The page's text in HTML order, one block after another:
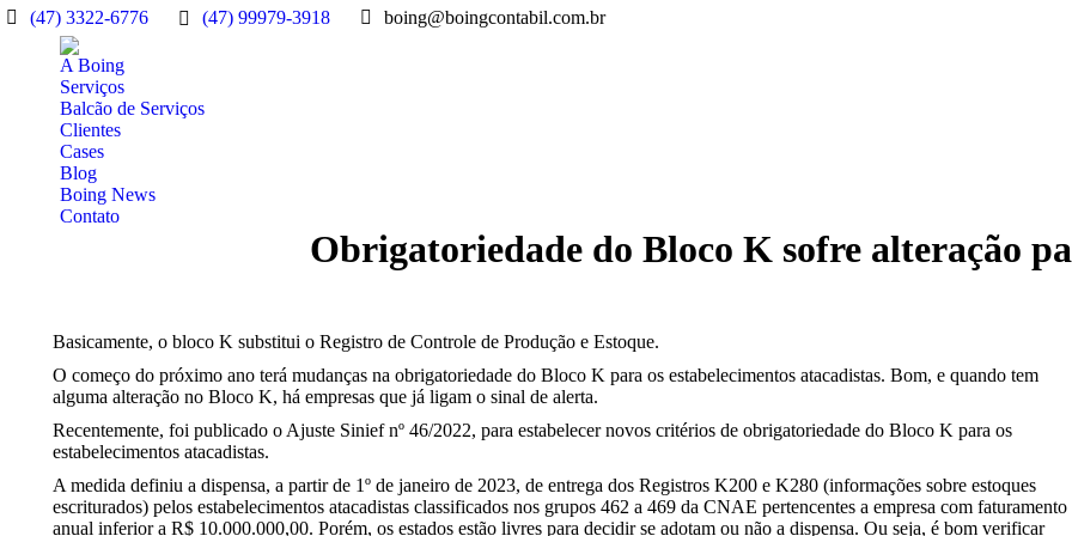
(47) 3322-6776 (47) 99979-3918 boing@boingcontabil.com.br
A Boing
Serviços
Balcão de Serviços
Clientes
Cases
Blog
Boing News
Contato
Obrigatoriedade do Bloco K sofre alteração
Basicamente, o bloco K substitui o Registro de Controle de Produção e Estoque.
O começo do próximo ano terá mudanças na obrigatoriedade do Bloco K para os estabelecimentos atacadistas. Bom, e quando tem
alguma alteração no Bloco K, há empresas que já ligam o sinal de alerta.
Recentemente, foi publicado o Ajuste Sinief nº 46/2022, para estabelecer novos critérios de obrigatoriedade do Bloco K para os
estabelecimentos atacadistas.
A medida definiu a dispensa, a partir de 1º de janeiro de 2023, de entrega dos Registros K200 e K280 (informações sobre estoques
escriturados) pelos estabelecimentos atacadistas classificados nos grupos 462 a 469 da CNAE pertencentes a empresa com faturamento
anual inferior a R$ 10.000.000,00. Porém, os estados estão livres para decidir se adotam ou não a dispensa. Ou seja, é bom verificar